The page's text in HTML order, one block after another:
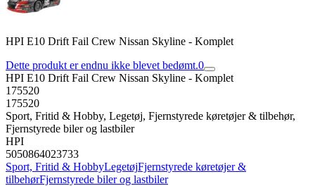
HPI E10 Drift Fail Crew Nissan Skyline - Komplet
Dette produkt er endnu ikke blevet bedømt.0
HPI E10 Drift Fail Crew Nissan Skyline - Komplet
175520
175520
Sport, Fritid & Hobby, Legetøj, Fjernstyrede køretøjer & tilbehør,
Fjernstyrede biler og lastbiler
HPI
5050864023733
Sport, Fritid & HobbyLegetøjFjernstyrede køretøjer &
tilbehørFjernstyrede biler og lastbiler